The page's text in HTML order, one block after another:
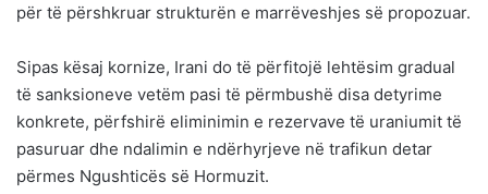
për të përshkruar strukturën e marrëveshjes së propozuar.
Sipas kësaj kornize, Irani do të përfitojë lehtësim gradual
të sanksioneve vetëm pasi të përmbushë disa detyrime
konkrete, përfshirë eliminimin e rezervave të uraniumit të
pasuruar dhe ndalimin e ndërhyrjeve në trafikun detar
përmes Ngushticës së Hormuzit.